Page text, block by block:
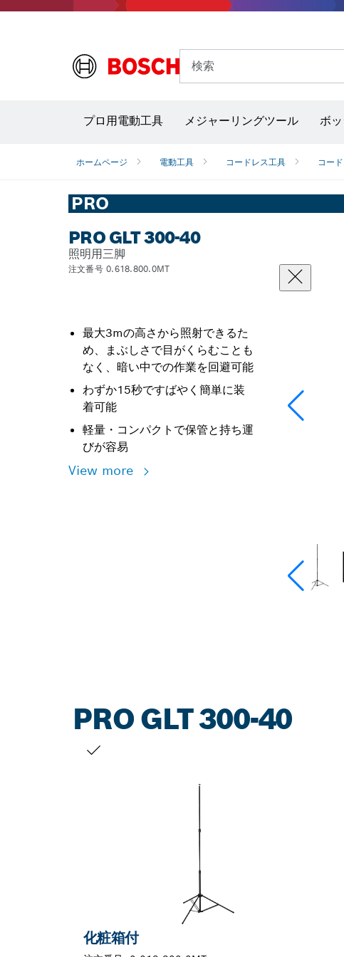
検索
プロ用電動工具 メジャーリングツール ボ
ホームページ 電動工具 コードレス工具 コー
PRO
PRO GLT 300-40
照明用三脚
注文番号 0.618.800.0MT
最大3mの高さから照射できるた
め、まぶしさで目がくらむことも
なく、暗い中での作業を回避可能
わずか15秒ですばやく簡単に装
着可能
軽量・コンパクトで保管と持ち運
びが容易
View more
PRO GLT 300-40
化粧箱付